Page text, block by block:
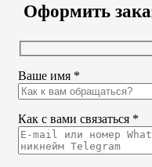
Оформить
Ваше имя *
Как с вами связаться *